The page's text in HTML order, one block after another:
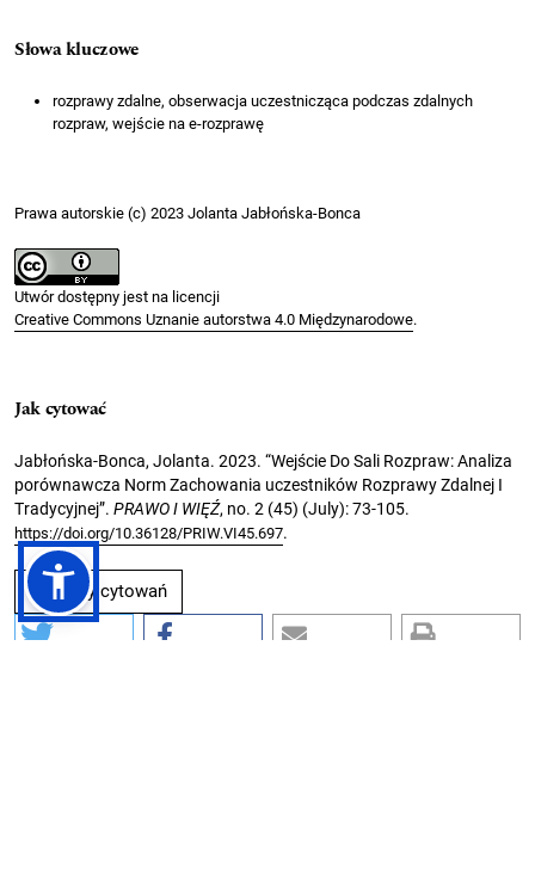
Słowa kluczowe
rozprawy zdalne, obserwacja uczestnicząca podczas zdalnych
rozpraw, wejście na e-rozprawę
Prawa autorskie (c) 2023 Jolanta Jabłońska-Bonca
Utwór dostępny jest na licencji
Creative Commons Uznanie autorstwa 4.0 Międzynarodowe.
Jak cytować
Jabłońska-Bonca, Jolanta. 2023. “Wejście Do Sali Rozpraw: Analiza
porównawcza Norm Zachowania uczestników Rozprawy Zdalnej I
Tradycyjnej”. PRAWO I WIĘŹ, no. 2 (45) (July): 73-105.
https://doi.org/10.36128/PRIW.VI45.697.
Formaty cytowań